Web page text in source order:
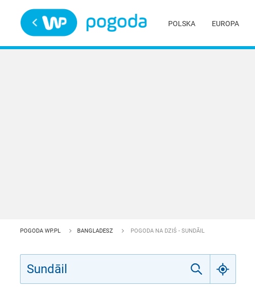
POLSKA EUROPA
POGODA WP.PL BANGLADESZ POGODA NA DZIŚ - SUNDĀIL